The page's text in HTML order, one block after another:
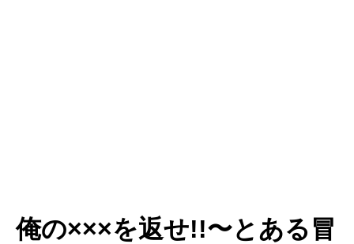
俺の×××を返せ!!〜とある冒